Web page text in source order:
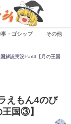
事・ゴシップ その他
解説実況Part3【月の王国
えもん4のび
国③】